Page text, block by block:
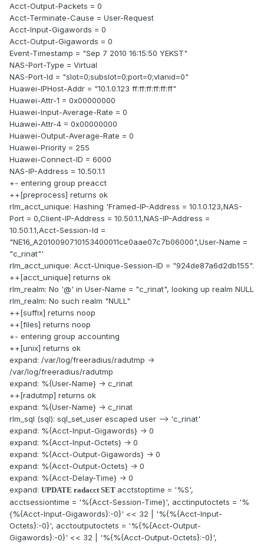
Acct-Output-Packets = 0
Acct-Terminate-Cause = User-Request
Acct-Input-Gigawords = 0
Acct-Output-Gigawords = 0
Event-Timestamp = "Sep 7 2010 16:15:50 YEKST"
NAS-Port-Type = Virtual
NAS-Port-Id = "slot=0;subslot=0;port=0;vlanid=0"
Huawei-IPHost-Addr = "10.1.0.123 ff:ff:ff:ff:ff:ff"
Huawei-Attr-1 = 0x00000000
Huawei-Input-Average-Rate = 0
Huawei-Attr-4 = 0x00000000
Huawei-Output-Average-Rate = 0
Huawei-Priority = 255
Huawei-Connect-ID = 6000
NAS-IP-Address = 10.50.1.1
+- entering group preacct
++[preprocess] returns ok
rlm_acct_unique: Hashing 'Framed-IP-Address = 10.1.0.123,NAS-
Port = 0,Client-IP-Address = 10.50.1.1,NAS-IP-Address =
10.50.1.1,Acct-Session-Id =
"NE16_A2010090710153400011ce0aae07c7b06000",User-Name =
"c_rinat"'
rlm_acct_unique: Acct-Unique-Session-ID = "924de87a6d2db155".
++[acct_unique] returns ok
rlm_realm: No '@' in User-Name = "c_rinat", looking up realm NULL
rlm_realm: No such realm "NULL"
++[suffix] returns noop
++[files] returns noop
+- entering group accounting
++[unix] returns ok
expand: /var/log/freeradius/radutmp ->
/var/log/freeradius/radutmp
expand: %{User-Name} -> c_rinat
++[radutmp] returns ok
expand: %{User-Name} -> c_rinat
rlm_sql (sql): sql_set_user escaped user --> 'c_rinat'
expand: %{Acct-Input-Gigawords} -> 0
expand: %{Acct-Input-Octets} -> 0
expand: %{Acct-Output-Gigawords} -> 0
expand: %{Acct-Output-Octets} -> 0
expand: %{Acct-Delay-Time} -> 0
expand: UPDATE radacct SET acctstoptime = '%S',
acctsessiontime = '%{Acct-Session-Time}', acctinputoctets = '%
{%{Acct-Input-Gigawords}:-0}' << 32 | '%{%{Acct-Input-
Octets}:-0}', acctoutputoctets = '%{%{Acct-Output-
Gigawords}:-0}' << 32 | '%{%{Acct-Output-Octets}:-0}',